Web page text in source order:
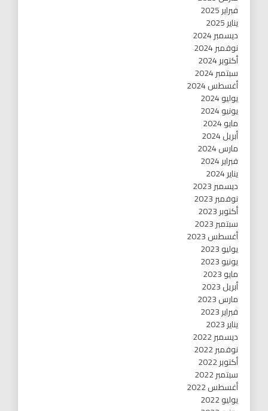
فبراير 2025
يناير 2025
ديسمبر 2024
نوفمبر 2024
أكتوبر 2024
سبتمبر 2024
أغسطس 2024
يوليو 2024
يونيو 2024
مايو 2024
أبريل 2024
مارس 2024
فبراير 2024
يناير 2024
ديسمبر 2023
نوفمبر 2023
أكتوبر 2023
سبتمبر 2023
أغسطس 2023
يوليو 2023
يونيو 2023
مايو 2023
أبريل 2023
مارس 2023
فبراير 2023
يناير 2023
ديسمبر 2022
نوفمبر 2022
أكتوبر 2022
سبتمبر 2022
أغسطس 2022
يوليو 2022